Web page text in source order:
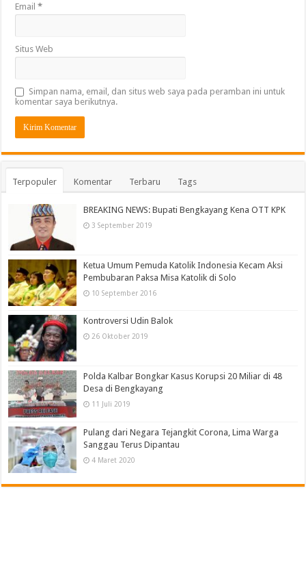
Email*
Situs Web
Simpan nama, email, dan situs web saya pada peramban ini untuk
komentar saya berikutnya.
Terpopuler Komentar Terbaru Tags
BREAKING NEWS: Bupati Bengkayang Kena OTT KPK
3 September 2019
Ketua Umum Pemuda Katolik Indonesia Kecam Aksi
Pembubaran Paksa Misa Katolik di Solo
10 September 2016
Kontroversi Udin Balok
26 Oktober 2019
Polda Kalbar Bongkar Kasus Korupsi 20 Miliar di 48
Desa di Bengkayang
11 Juli 2019
Pulang dari Negara Tejangkit Corona, Lima Warga
Sanggau Terus Dipantau
4 Maret 2020